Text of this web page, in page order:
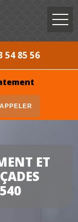
54 85 56
ET